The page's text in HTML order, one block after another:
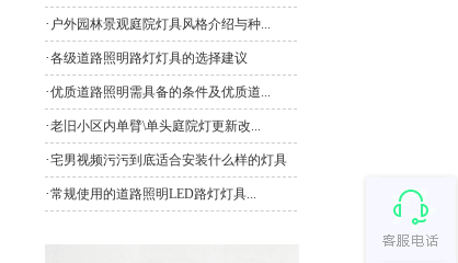
· 户外园林景观庭院灯具风格介绍与种...
·各级道路照明路灯灯具的选择建议
·优质道路照明需具备的条件及优质道...
·老旧小区内单臂\单头庭院灯更新改...
·宅男视频污污到底适合安装什么样的灯具
·常规使用的道路照明LED路灯灯具...